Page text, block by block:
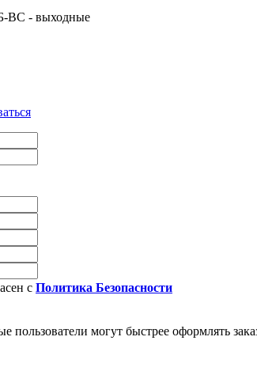
ВС - выходные
с Политика Безопасности
пользователи могут быстрее оформлять